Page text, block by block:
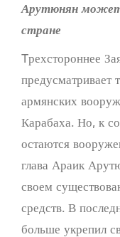
Арутюнян
стране
Tрехстороннее
предусматривает
армянских
Карабаха. Но, к
остаются
глава Араик
своем
средств. В
больше укрепил